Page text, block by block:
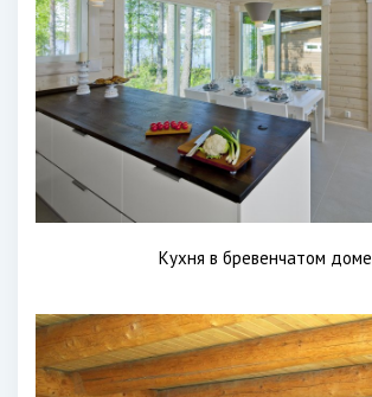
Кухня в бревенчатом доме